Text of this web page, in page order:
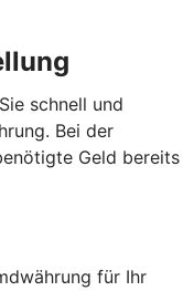
schnell und
Bei der
Geld bereits
für Ihr